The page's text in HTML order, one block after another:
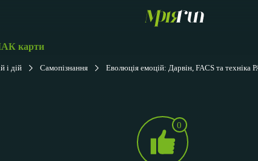
0
карти
і дій Самопізнання Еволюція емоцій: Дарвін, FACS та техніка